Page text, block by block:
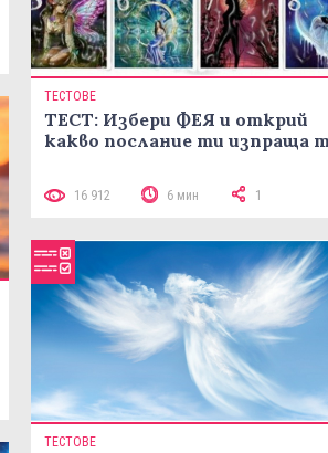
ТЕСТОВЕ
ТЕСТ: Избери ФЕЯ и открий
какво послание ти изпраща
16 912 6 мин 1
ТЕСТОВЕ